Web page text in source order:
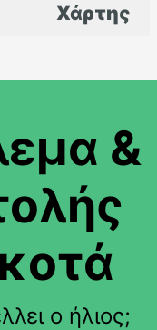
Χάρτης
&
ο ήλιος;